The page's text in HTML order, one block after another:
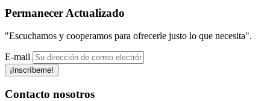
Permanecer Actualizado
"Escuchamos y cooperamos para ofrecerle justo lo que necesita".
E-mail
¡Inscríbeme!
Contacto nosotros